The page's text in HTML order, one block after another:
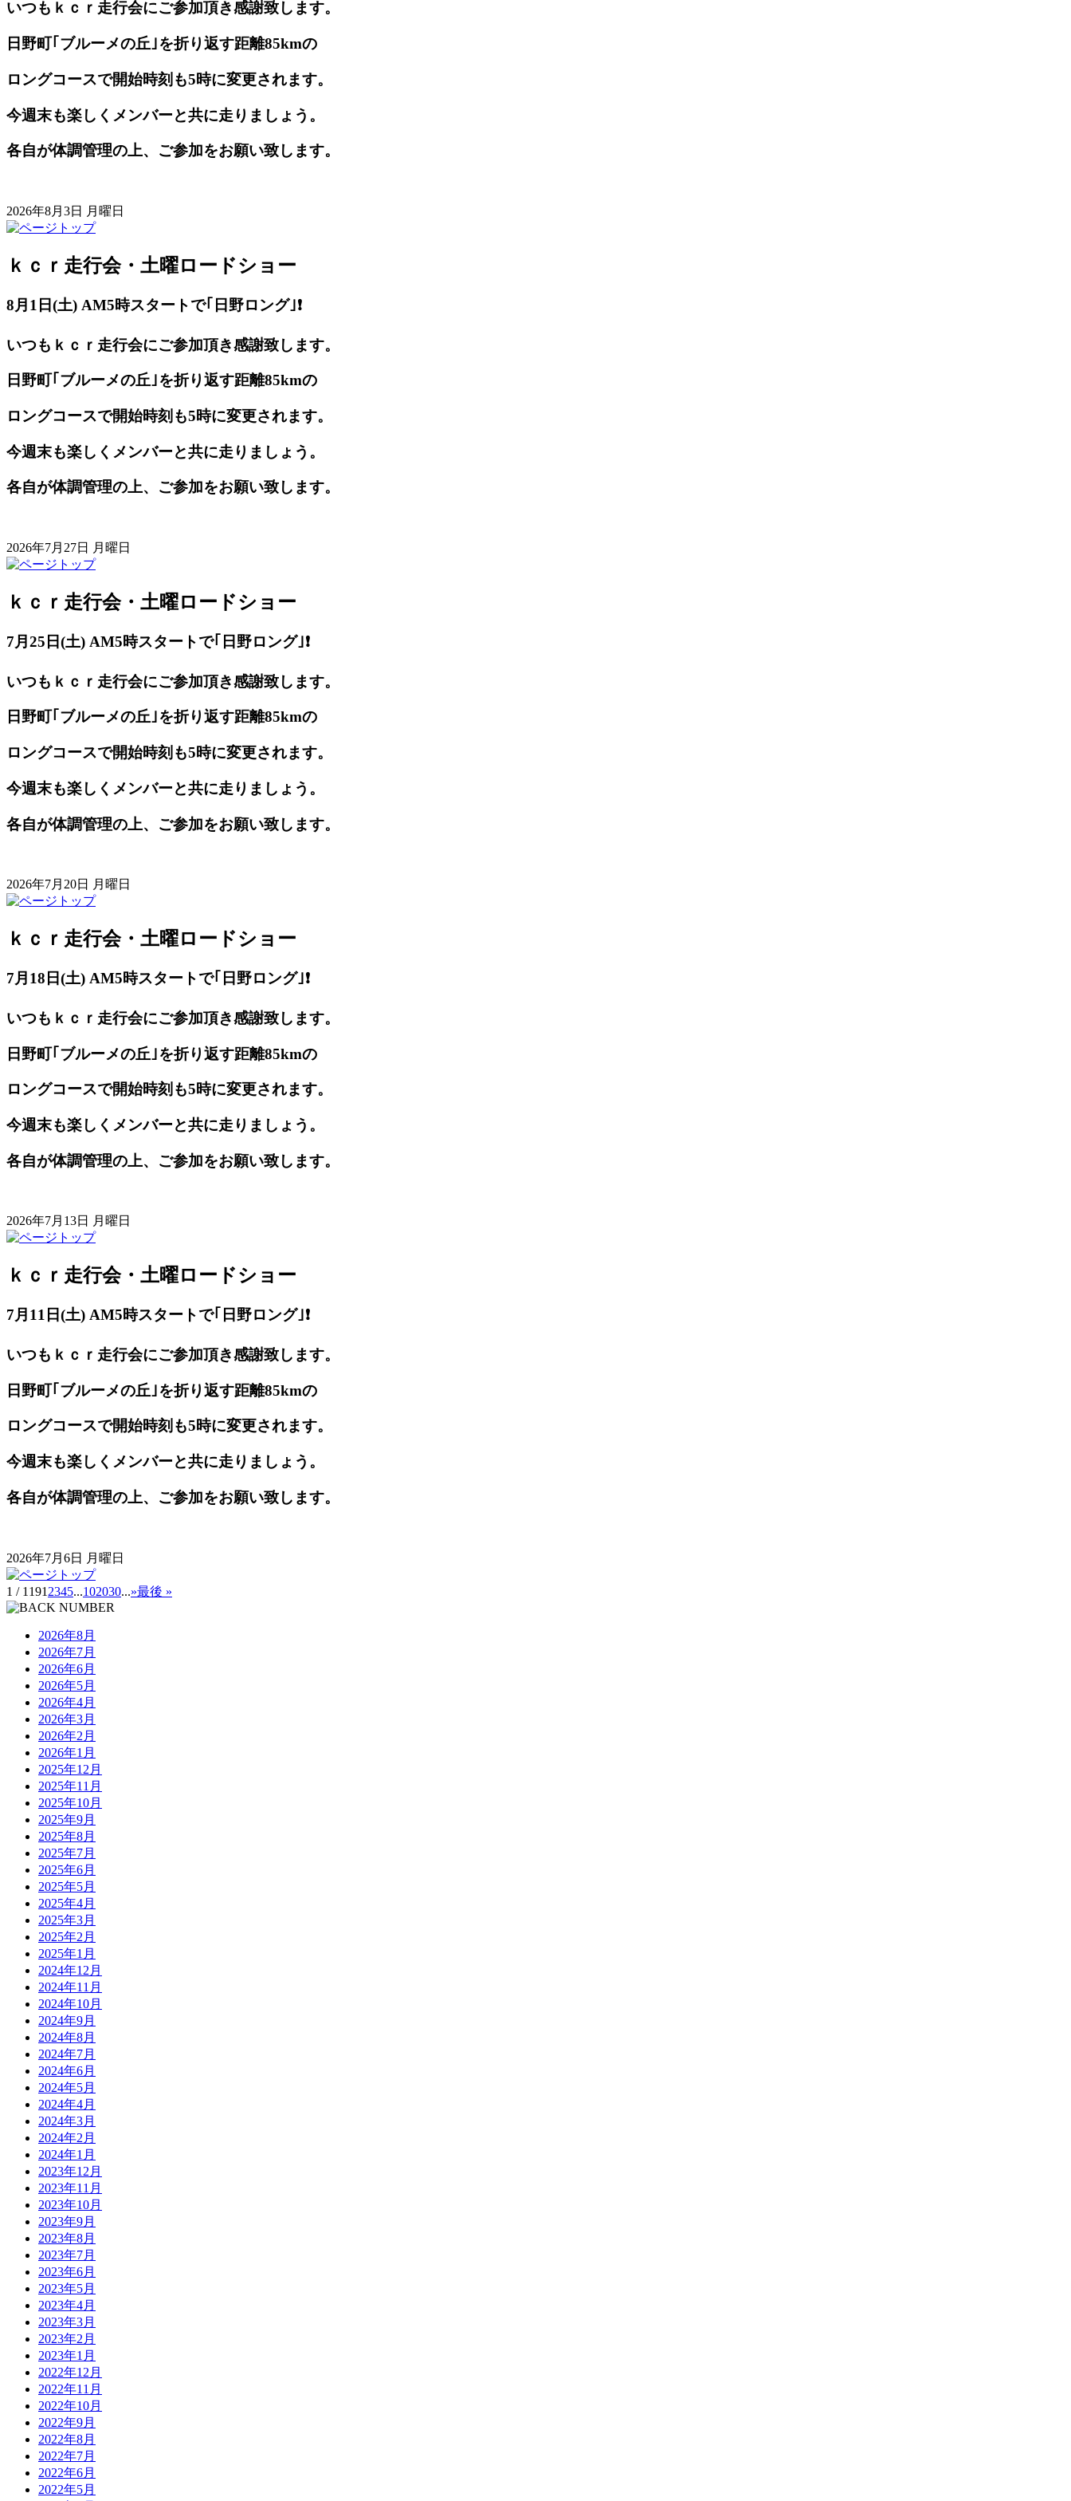
いつもｋｃｒ走行会にご参加頂き感謝致します。
日野町｢ブルーメの丘｣を折り返す距離85kmの
ロングコースで開始時刻も5時に変更されます。
今週末も楽しくメンバーと共に走りましょう。
各自が体調管理の上、ご参加をお願い致します。
2026年8月3日 月曜日
ｋｃｒ走行会・土曜ロードショー
8月1日(土) AM5時スタートで｢日野ロング｣❗️
いつもｋｃｒ走行会にご参加頂き感謝致します。
日野町｢ブルーメの丘｣を折り返す距離85kmの
ロングコースで開始時刻も5時に変更されます。
今週末も楽しくメンバーと共に走りましょう。
各自が体調管理の上、ご参加をお願い致します。
2026年7月27日 月曜日
ｋｃｒ走行会・土曜ロードショー
7月25日(土) AM5時スタートで｢日野ロング｣❗️
いつもｋｃｒ走行会にご参加頂き感謝致します。
日野町｢ブルーメの丘｣を折り返す距離85kmの
ロングコースで開始時刻も5時に変更されます。
今週末も楽しくメンバーと共に走りましょう。
各自が体調管理の上、ご参加をお願い致します。
2026年7月20日 月曜日
ｋｃｒ走行会・土曜ロードショー
7月18日(土) AM5時スタートで｢日野ロング｣❗️
いつもｋｃｒ走行会にご参加頂き感謝致します。
日野町｢ブルーメの丘｣を折り返す距離85kmの
ロングコースで開始時刻も5時に変更されます。
今週末も楽しくメンバーと共に走りましょう。
各自が体調管理の上、ご参加をお願い致します。
2026年7月13日 月曜日
ｋｃｒ走行会・土曜ロードショー
7月11日(土) AM5時スタートで｢日野ロング｣❗️
いつもｋｃｒ走行会にご参加頂き感謝致します。
日野町｢ブルーメの丘｣を折り返す距離85kmの
ロングコースで開始時刻も5時に変更されます。
今週末も楽しくメンバーと共に走りましょう。
各自が体調管理の上、ご参加をお願い致します。
2026年7月6日 月曜日
1 / 1191 2345...102030...»最後 »
2026年8月
2026年7月
2026年6月
2026年5月
2026年4月
2026年3月
2026年2月
2026年1月
2025年12月
2025年11月
2025年10月
2025年9月
2025年8月
2025年7月
2025年6月
2025年5月
2025年4月
2025年3月
2025年2月
2025年1月
2024年12月
2024年11月
2024年10月
2024年9月
2024年8月
2024年7月
2024年6月
2024年5月
2024年4月
2024年3月
2024年2月
2024年1月
2023年12月
2023年11月
2023年10月
2023年9月
2023年8月
2023年7月
2023年6月
2023年5月
2023年4月
2023年3月
2023年2月
2023年1月
2022年12月
2022年11月
2022年10月
2022年9月
2022年8月
2022年7月
2022年6月
2022年5月